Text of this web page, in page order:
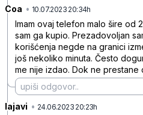
Coa • 10.07.2023 20:34h
Imam ovaj telefon malo šire od
sam ga kupio. Prezadovoljan
korišćenja negde na granici
još nekoliko minuta. Često
me nije izdao. Dok ne prestane
lajavi • 24.06.2023 20:23h